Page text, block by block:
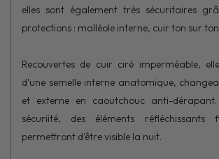
elles sont également très sécuritaires
protections : malléole interne, cuir ton sur ton
Recouvertes de cuir ciré imperméable,
d'une semelle interne anatomique,
et externe en caoutchouc anti-
sécuriité, des éléments
permettront d'être visible la nuit.